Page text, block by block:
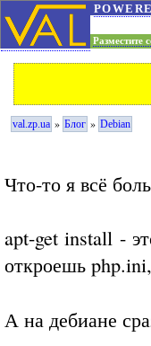
Разместите
val.zp.ua » Блог » Debian
Что-то я всё
apt-get install -
откроешь
А на дебиане